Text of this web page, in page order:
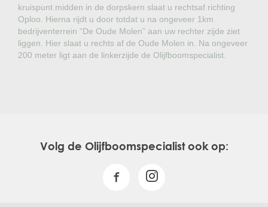
kruispunt midden in de dorpskern slaat u rechtsaf richting
Oploo. Hierna rijdt u door totdat u na ongeveer 1km
bedrijventerrein “De Oude Molen” aan uw rechter zijde ziet
liggen. Hier slaat u rechts af de Oude Molen in. Na ongeveer
200 meter ligt aan de linkerzijde de Olijfboomspecialist.
Volg de Olijfboomspecialist ook op: